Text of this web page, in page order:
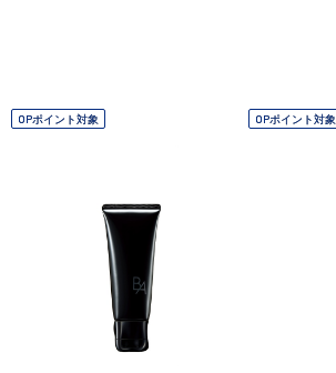
OPポイント対象 OPポイント対象